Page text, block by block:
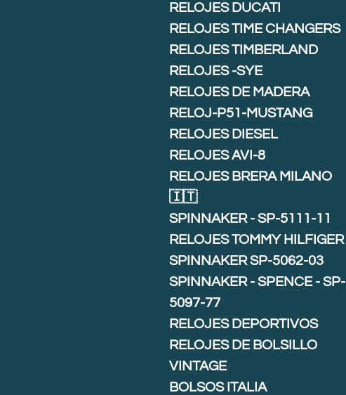
RELOJES DUCATI
RELOJES TIME CHANGERS
RELOJES TIMBERLAND
RELOJES -SYE
RELOJES DE MADERA
RELOJ-P51-MUSTANG
RELOJES DIESEL
RELOJES AVI-8
RELOJES BRERA MILANO
🇮🇹
SPINNAKER - SP-5111-11
RELOJES TOMMY HILFIGER
SPINNAKER SP-5062-03
SPINNAKER - SPENCE - SP-
5097-77
RELOJES DEPORTIVOS
RELOJES DE BOLSILLO
VINTAGE
BOLSOS ITALIA